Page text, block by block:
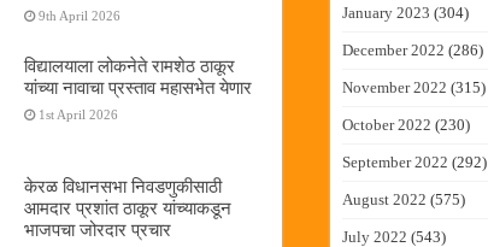
9th April 2026
विद्यालयाला लोकनेते रामशेठ ठाकूर
यांच्या नावाचा प्रस्ताव महासभेत येणार
1st April 2026
केरळ विधानसभा निवडणुकीसाठी
आमदार प्रशांत ठाकूर यांच्याकडून
भाजपचा जोरदार प्रचार
January 2023 (304)
December 2022 (286)
November 2022 (315)
October 2022 (230)
September 2022 (292)
August 2022 (575)
July 2022 (543)